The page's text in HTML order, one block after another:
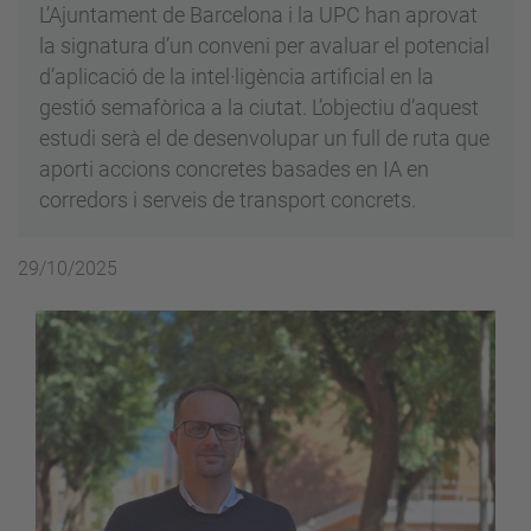
L’Ajuntament de Barcelona i la UPC han aprovat
la signatura d’un conveni per avaluar el potencial
d’aplicació de la intel·ligència artificial en la
gestió semafòrica a la ciutat. L’objectiu d’aquest
estudi serà el de desenvolupar un full de ruta que
aporti accions concretes basades en IA en
corredors i serveis de transport concrets.
29/10/2025